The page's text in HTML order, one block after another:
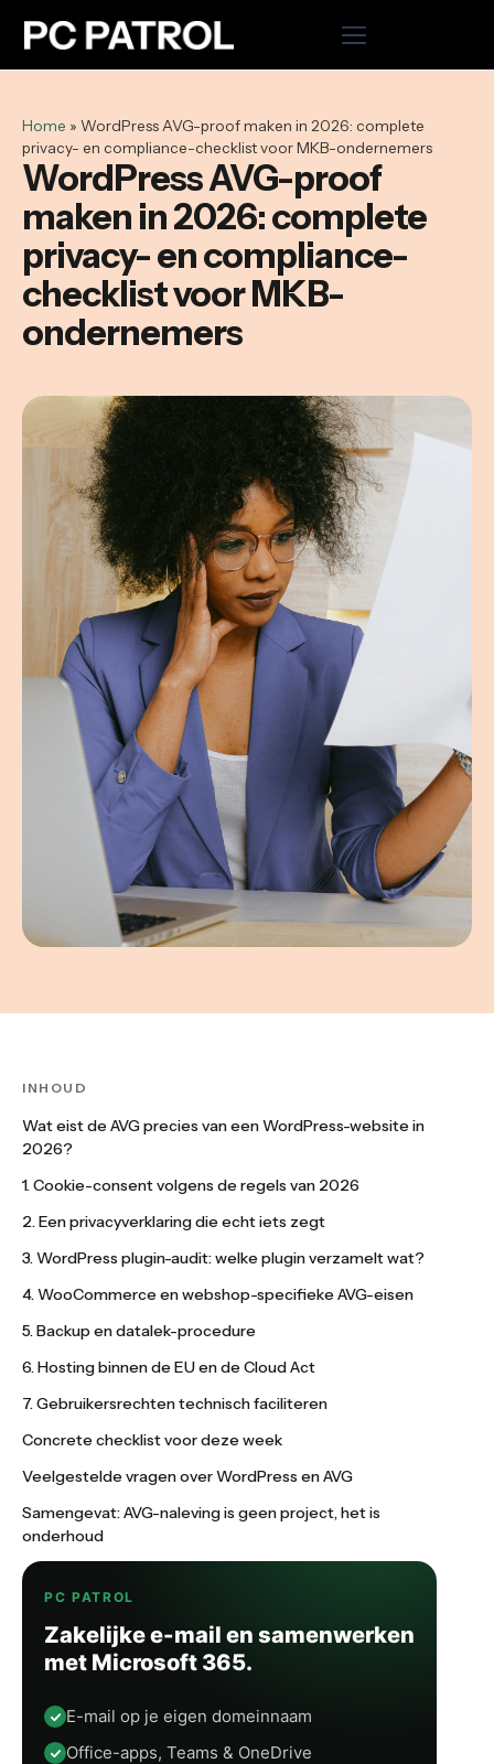
Hosting
Cloud VPS
Domeinnaam registreren
Microsoft 365
Home » WordPress AVG-proof maken in 2026: complete
privacy- en compliance-checklist voor MKB-ondernemers
WordPress AVG-proof
maken in 2026: complete
privacy- en compliance-
checklist voor MKB-
ondernemers
INHOUD
Wat eist de AVG precies van een WordPress-website in
2026?
1. Cookie-consent volgens de regels van 2026
2. Een privacyverklaring die echt iets zegt
3. WordPress plugin-audit: welke plugin verzamelt wat?
4. WooCommerce en webshop-specifieke AVG-eisen
5. Backup en datalek-procedure
6. Hosting binnen de EU en de Cloud Act
7. Gebruikersrechten technisch faciliteren
Concrete checklist voor deze week
Veelgestelde vragen over WordPress en AVG
Samengevat: AVG-naleving is geen project, het is
onderhoud
PC PATROL
Zakelijke e-mail en samenwerken
met Microsoft 365.
E-mail op je eigen domeinnaam
Office-apps, Teams & OneDrive